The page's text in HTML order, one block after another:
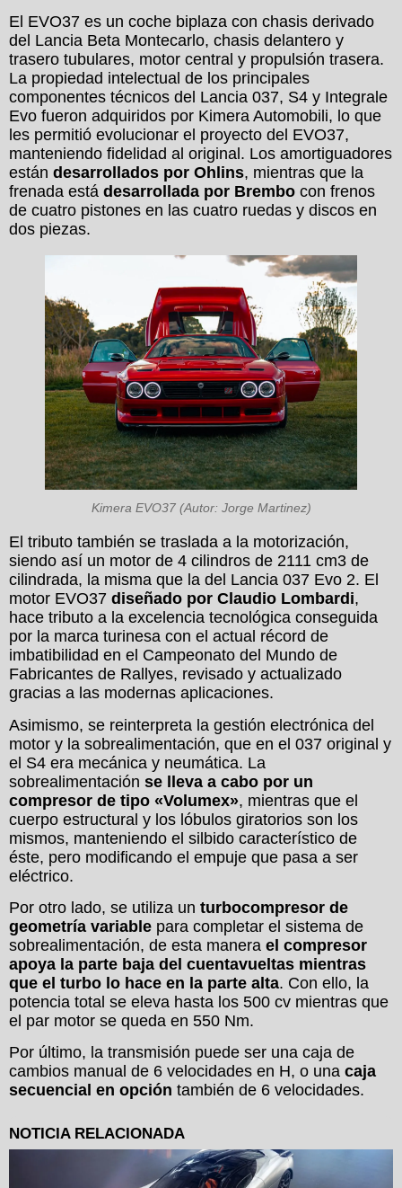
El EVO37 es un coche biplaza con chasis derivado
del Lancia Beta Montecarlo, chasis delantero y
trasero tubulares, motor central y propulsión trasera.
La propiedad intelectual de los principales
componentes técnicos del Lancia 037, S4 y Integrale
Evo fueron adquiridos por Kimera Automobili, lo que
les permitió evolucionar el proyecto del EVO37,
manteniendo fidelidad al original. Los amortiguadores
están desarrollados por Ohlins, mientras que la
frenada está desarrollada por Brembo con frenos
de cuatro pistones en las cuatro ruedas y discos en
dos piezas.
Kimera EVO37 (Autor: Jorge Martinez)
El tributo también se traslada a la motorización,
siendo así un motor de 4 cilindros de 2111 cm3 de
cilindrada, la misma que la del Lancia 037 Evo 2. El
motor EVO37 diseñado por Claudio Lombardi,
hace tributo a la excelencia tecnológica conseguida
por la marca turinesa con el actual récord de
imbatibilidad en el Campeonato del Mundo de
Fabricantes de Rallyes, revisado y actualizado
gracias a las modernas aplicaciones.
Asimismo, se reinterpreta la gestión electrónica del
motor y la sobrealimentación, que en el 037 original y
el S4 era mecánica y neumática. La
sobrealimentación se lleva a cabo por un
compresor de tipo «Volumex», mientras que el
cuerpo estructural y los lóbulos giratorios son los
mismos, manteniendo el silbido característico de
éste, pero modificando el empuje que pasa a ser
eléctrico.
Por otro lado, se utiliza un turbocompresor de
geometría variable para completar el sistema de
sobrealimentación, de esta manera el compresor
apoya la parte baja del cuentavueltas mientras
que el turbo lo hace en la parte alta. Con ello, la
potencia total se eleva hasta los 500 cv mientras que
el par motor se queda en 550 Nm.
Por último, la transmisión puede ser una caja de
cambios manual de 6 velocidades en H, o una caja
secuencial en opción también de 6 velocidades.